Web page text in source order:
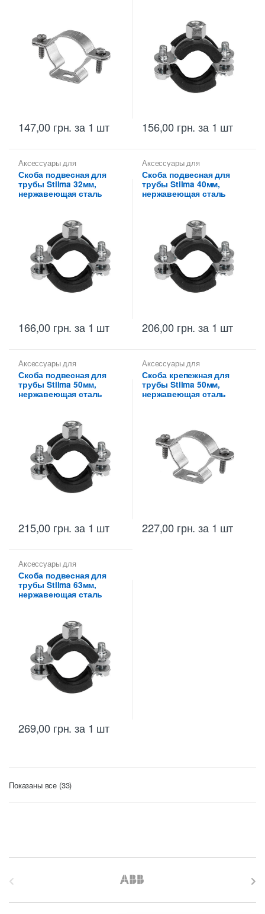
147,00 грн. за 1 шт 156,00 грн. за 1 шт
Аксессуары для
металлических труб
монтажные для
металлических труб Stilma
Скоба подвесная для
трубы Stilma 32мм,
нержавеющая сталь
166,00 грн. за 1 шт
Аксессуары для
металлических труб
монтажные для
металлических труб Stilma
Скоба подвесная для
трубы Stilma 40мм,
нержавеющая сталь
206,00 грн. за 1 шт
Аксессуары для
металлических труб
монтажные для
металлических труб Stilma
Скоба подвесная для
трубы Stilma 50мм,
нержавеющая сталь
215,00 грн. за 1 шт
Аксессуары для
металлических труб
монтажные для
металлических труб Stilma
Скоба крепежная для
трубы Stilma 50мм,
нержавеющая сталь
227,00 грн. за 1 шт
Аксессуары для
металлических труб
монтажные для
металлических труб Stilma
Скоба подвесная для
трубы Stilma 63мм,
нержавеющая сталь
269,00 грн. за 1 шт
Показаны все (33)Цены: